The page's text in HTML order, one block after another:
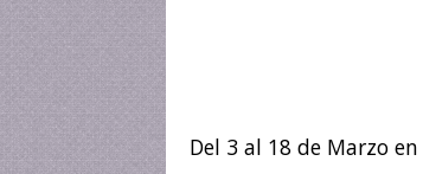
Del 3 al 18 de Marzo